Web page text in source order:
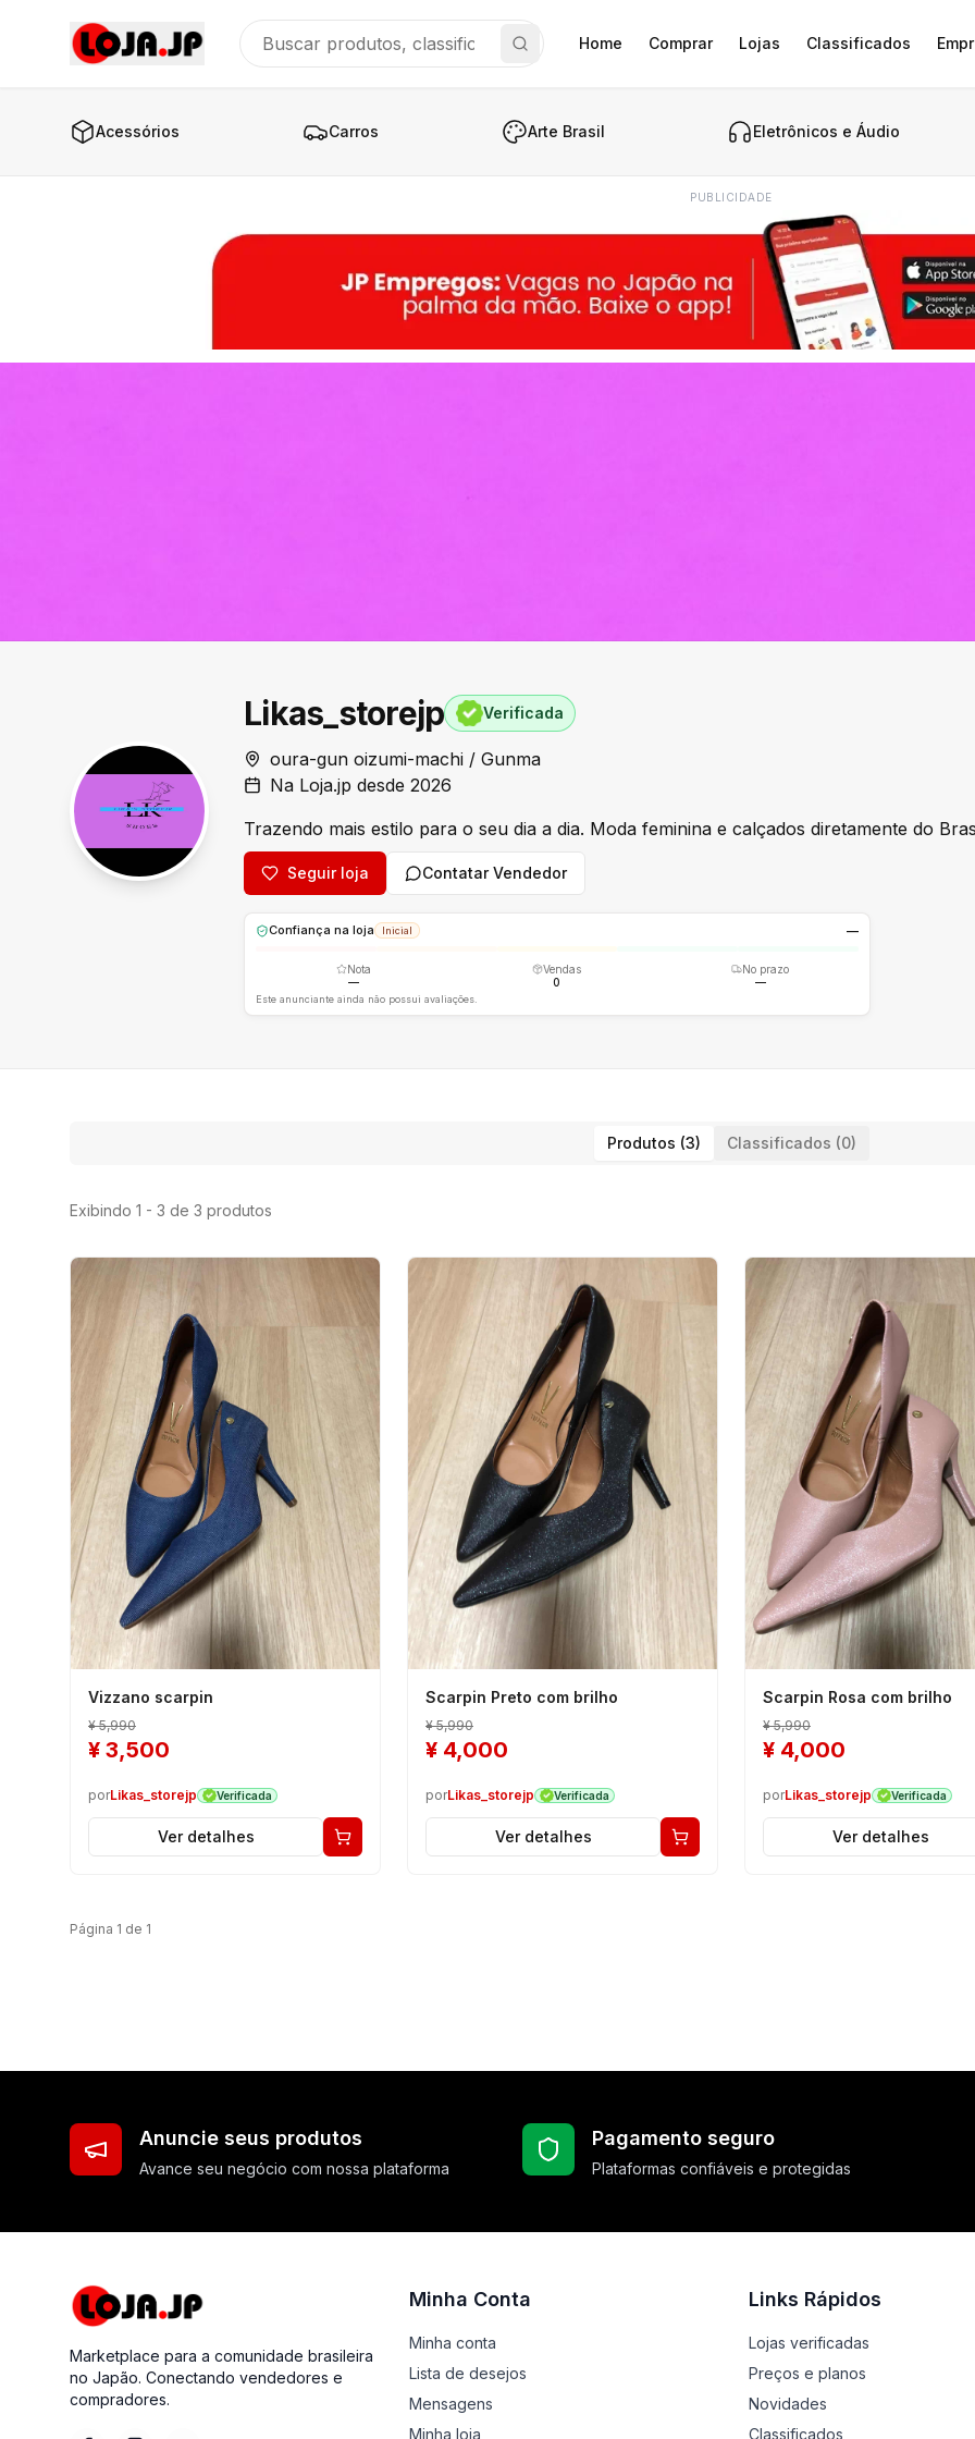
Home Comprar Lojas Classificados
Acessórios Carros Arte Brasil Eletrônicos e Áudio
PUBLICIDADE
Likas_storejp Verificada
oura-gun oizumi-machi / Gunma
Na Loja.jp desde 2026
Trazendo mais estilo para o seu dia a dia. Moda feminina e calçados diretamente do
Seguir loja Contatar Vendedor
Confiança na loja Inicial —
Nota
—
Vendas
0
No prazo
—
Este anunciante ainda não possui avaliações.
Produtos (3) Classificados (0)
Exibindo 1 - 3 de 3 produtos
Vizzano scarpin
¥5,990
¥ 3,500
porLikas_storejp Verificada
Ver detalhes
Scarpin Preto com brilho
¥5,990
¥ 4,000
porLikas_storejp Verificada
Ver detalhes
Scarpin Rosa com brilho
¥5,990
¥ 4,000
porLikas_storejp Verificada
Ver detalhes
Página 1 de 1
Anuncie seus produtos
Avance seu negócio com nossa plataforma
Pagamento seguro
Plataformas confiáveis e protegidas
Marketplace para a comunidade brasileira
no Japão. Conectando vendedores e
compradores.
Minha Conta
Minha conta
Lista de desejos
Mensagens
Minha loja
Links Rápidos
Lojas verificadas
Preços e planos
Novidades
Classificados